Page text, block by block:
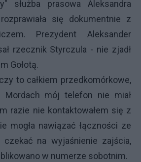
służba prasowa Aleksandra
się dokumentnie z
Prezydent Aleksander
rzecznik Styrczula - nie zjadł
Gołotą.
to całkiem przedkomórkowe,
mój telefon nie miał
razie nie kontaktowałem się z
mogła nawiązać łączności ze
na wyjaśnienie zajścia,
w numerze sobotnim.